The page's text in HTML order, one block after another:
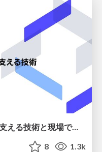
LLMOpsのパフォーマンスを支える技術と現場で実践した改善
8 1.3k